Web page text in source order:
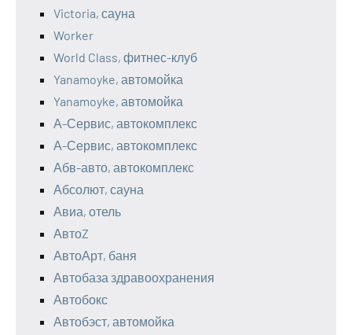
Victoria, сауна
Worker
World Class, фитнес-клуб
Yanamoyke, автомойка
Yanamoyke, автомойка
А-Сервис, автокомплекс
А-Сервис, автокомплекс
Абв-авто, автокомплекс
Абсолют, сауна
Авиа, отель
АвтоZ
АвтоАрт, баня
Автобаза здравоохранения
Автобокс
Автобэст, автомойка